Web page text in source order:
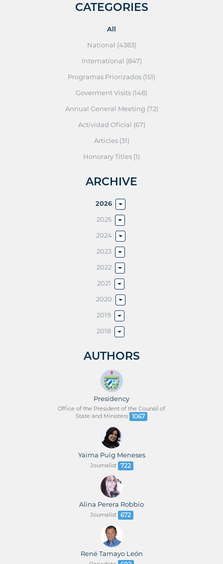
CATEGORIES
All
National (4383)
International (847)
Programas Priorizados (151)
Goverment Visits (148)
Annual General Meeting (72)
Actividad Oficial (67)
Articles (31)
Honorary Titles (1)
ARCHIVE
2026
2025
2024
2023
2022
2021
2020
2019
2018
AUTHORS
Presidency
Office of the President of the Counsil of
State and Ministers 1067
Yaima Puig Meneses
Journalist 722
Alina Perera Robbio
Journalist 672
René Tamayo León